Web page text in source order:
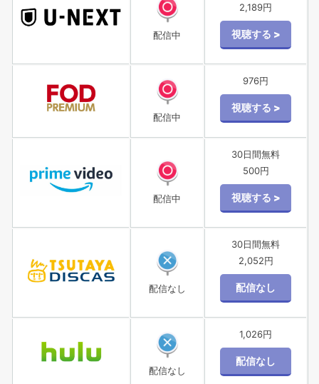
配信中
2,189円
配信中
976円
配信中
30日間無料
500円
配信なし
30日間無料
2,052円
配信なし
1,026円